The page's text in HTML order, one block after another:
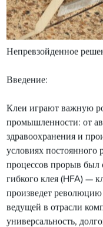
Непревзойденное
Введение:
Клеи играют важную
промышленности: от
здравоохранения и
условиях постоянного
процессов прорыв был
гибкого клея (HFA) —
произведет
ведущей в отрасли
универсальность,